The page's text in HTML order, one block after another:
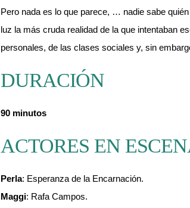
Pero nada es lo que parece, … nadie sabe
luz la más cruda realidad de la que intentaban
personales, de las clases sociales y, sin
DURACIÓN
90 minutos
ACTORES EN
Perla: Esperanza de la Encarnación.
Maggi: Rafa Campos.